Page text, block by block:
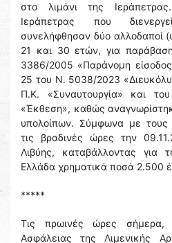
στο λιμάνι της
Ιεράπετρας που
συνελήφθησαν δύο αλλοδαποί
21 και 30 ετών, για
3386/2005 «Παράνομη
25 του Ν. 5038/2023
Π.Κ. «Συναυτουργία» και
«Έκθεση», καθώς
υπολοίπων. Σύμφωνα με τους
τις βραδινές ώρες την
Λιβύης, καταβάλλοντας για
Ελλάδα χρηματικά ποσά 2.500
*****
Τις πρωινές ώρες σήμερα,
Ασφάλειας της Λιμενικής